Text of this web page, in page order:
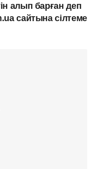
алып барған деп
сайтына сілтеме